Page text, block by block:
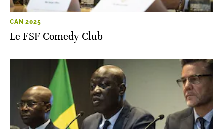
CAN 2025
Le FSF Comedy Club